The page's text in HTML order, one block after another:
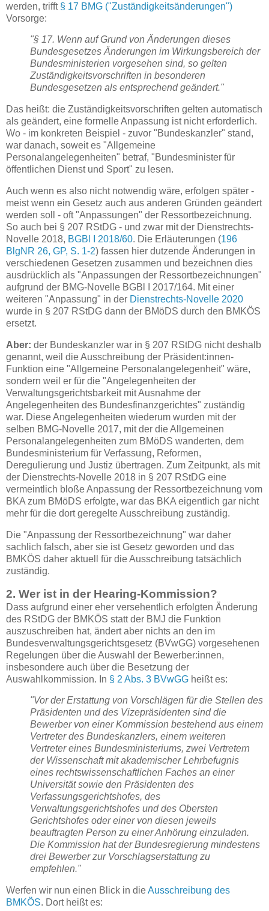
werden, trifft § 17 BMG ("Zuständigkeitsänderungen")
Vorsorge:
"§ 17. Wenn auf Grund von Änderungen dieses
Bundesgesetzes Änderungen im Wirkungsbereich der
Bundesministerien vorgesehen sind, so gelten
Zuständigkeitsvorschriften in besonderen
Bundesgesetzen als entsprechend geändert."
Das heißt: die Zuständigkeitsvorschriften gelten automatisch
als geändert, eine formelle Anpassung ist nicht erforderlich.
Wo - im konkreten Beispiel - zuvor "Bundeskanzler" stand,
war danach, soweit es "Allgemeine
Personalangelegenheiten" betraf, "Bundesminister für
öffentlichen Dienst und Sport" zu lesen.
Auch wenn es also nicht notwendig wäre, erfolgen später -
meist wenn ein Gesetz auch aus anderen Gründen geändert
werden soll - oft "Anpassungen" der Ressortbezeichnung.
So auch bei § 207 RStDG - und zwar mit der Dienstrechts-
Novelle 2018, BGBl I 2018/60. Die Erläuterungen (196
BlgNR 26, GP, S. 1-2) fassen hier dutzende Änderungen in
verschiedenen Gesetzen zusammen und bezeichnen dies
ausdrücklich als "Anpassungen der Ressortbezeichnungen"
aufgrund der BMG-Novelle BGBl I 2017/164. Mit einer
weiteren "Anpassung" in der Dienstrechts-Novelle 2020
wurde in § 207 RStDG dann der BMöDS durch den BMKÖS
ersetzt.
Aber: der Bundeskanzler war in § 207 RStDG nicht deshalb
genannt, weil die Ausschreibung der Präsident:innen-
Funktion eine "Allgemeine Personalangelegenheit" wäre,
sondern weil er für die "Angelegenheiten der
Verwaltungsgerichtsbarkeit mit Ausnahme der
Angelegenheiten des Bundesfinanzgerichtes" zuständig
war. Diese Angelegenheiten wiederum wurden mit der
selben BMG-Novelle 2017, mit der die Allgemeinen
Personalangelegenheiten zum BMöDS wanderten, dem
Bundesministerium für Verfassung, Reformen,
Deregulierung und Justiz übertragen. Zum Zeitpunkt, als mit
der Dienstrechts-Novelle 2018 in § 207 RStDG eine
vermeintlich bloße Anpassung der Ressortbezeichnung vom
BKA zum BMöDS erfolgte, war das BKA eigentlich gar nicht
mehr für die dort geregelte Ausschreibung zuständig.
Die "Anpassung der Ressortbezeichnung" war daher
sachlich falsch, aber sie ist Gesetz geworden und das
BMKÖS daher aktuell für die Ausschreibung tatsächlich
zuständig.
2. Wer ist in der Hearing-Kommission?
Dass aufgrund einer eher versehentlich erfolgten Änderung
des RStDG der BMKÖS statt der BMJ die Funktion
auszuschreiben hat, ändert aber nichts an den im
Bundesverwaltungsgerichtsgesetz (BVwGG) vorgesehenen
Regelungen über die Auswahl der Bewerber:innen,
insbesondere auch über die Besetzung der
Auswahlkommission. In § 2 Abs. 3 BVwGG heißt es:
"Vor der Erstattung von Vorschlägen für die Stellen des
Präsidenten und des Vizepräsidenten sind die
Bewerber von einer Kommission bestehend aus einem
Vertreter des Bundeskanzlers, einem weiteren
Vertreter eines Bundesministeriums, zwei Vertretern
der Wissenschaft mit akademischer Lehrbefugnis
eines rechtswissenschaftlichen Faches an einer
Universität sowie den Präsidenten des
Verfassungsgerichtshofes, des
Verwaltungsgerichtshofes und des Obersten
Gerichtshofes oder einer von diesen jeweils
beauftragten Person zu einer Anhörung einzuladen.
Die Kommission hat der Bundesregierung mindestens
drei Bewerber zur Vorschlagserstattung zu
empfehlen."
Werfen wir nun einen Blick in dieAusschreibung des
BMKÖS. Dort heißt es: